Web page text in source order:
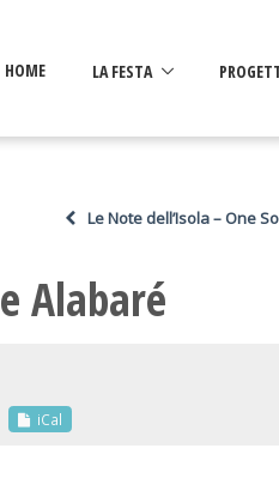
HOME LA FESTA
Le Note dell’Isola – One
Alabaré
iCal